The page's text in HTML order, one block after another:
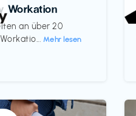
Workation
an über 20
Mehr lesen